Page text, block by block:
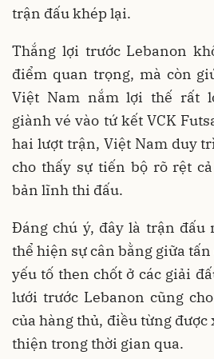
trận đấu khép lại.
Thắng lợi trước Lebanon
điểm quan trọng, mà còn
Việt Nam nắm lợi thế rất
giành vé vào tứ kết VCK
hai lượt trận, Việt Nam duy
cho thấy sự tiến bộ rõ rệt
bản lĩnh thi đấu.
Đáng chú ý, đây là trận đấu
thể hiện sự cân bằng giữa
yếu tố then chốt ở các giải
lưới trước Lebanon cũng
của hàng thủ, điều từng được
thiện trong thời gian qua.